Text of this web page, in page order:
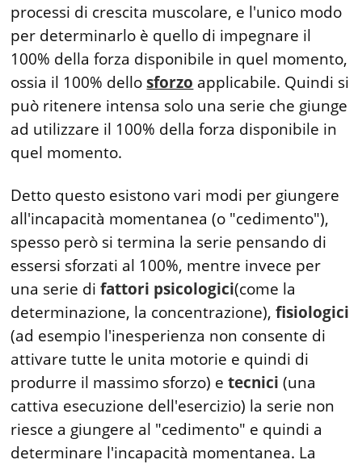
processi di crescita muscolare, e l'unico modo
per determinarlo è quello di impegnare il
100% della forza disponibile in quel momento,
ossia il 100% dellosforzo applicabile. Quindi si
può ritenere intensa solo una serie che giunge
ad utilizzare il 100% della forza disponibile in
quel momento.
Detto questo esistono vari modi per giungere
all'incapacità momentanea (o "cedimento"),
spesso però si termina la serie pensando di
essersi sforzati al 100%, mentre invece per
una serie difattori psicologici(come la
determinazione, la concentrazione),fisiologici
(ad esempio l'inesperienza non consente di
attivare tutte le unita motorie e quindi di
produrre il massimo sforzo) etecnici (una
cattiva esecuzione dell'esercizio) la serie non
riesce a giungere al "cedimento" e quindi a
determinare l'incapacità momentanea. La